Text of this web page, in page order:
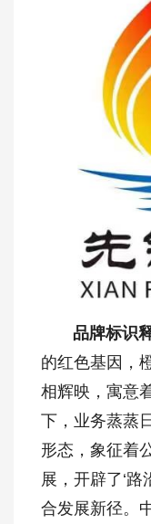
品牌标识
的红色基因，
相辉映，寓意
下，业务蒸蒸
形态，象征着
展，开辟了‘路
合发展新径。